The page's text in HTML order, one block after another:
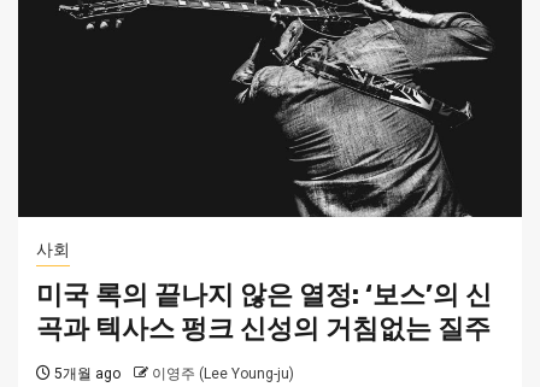
사회
미국 록의 끝나지 않은 열정: ‘보스’의 신
곡과 텍사스 펑크 신성의 거침없는 질주
5개월 ago 이영주 (Lee Young-ju)